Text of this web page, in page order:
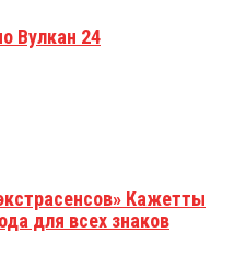
Вулкан 24
Кажетты
для всех знаков